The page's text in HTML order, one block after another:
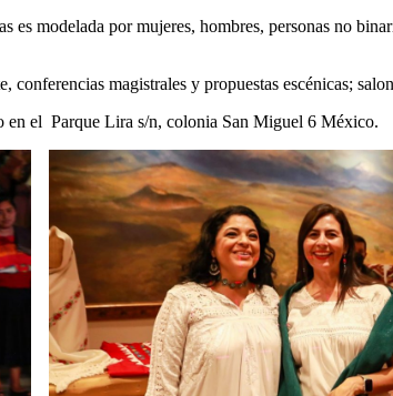
es modelada por mujeres, hombres, personas no
magistrales y propuestas escénicas;
en el Parque Lira s/n, colonia San Miguel 6 México.